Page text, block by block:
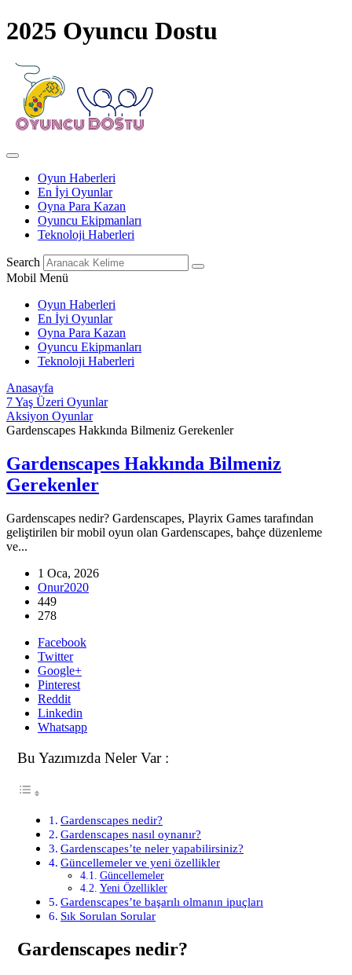
2025 Oyuncu Dostu
Oyun Haberleri
En İyi Oyunlar
Oyna Para Kazan
Oyuncu Ekipmanları
Teknoloji Haberleri
Search
Mobil Menü
Oyun Haberleri
En İyi Oyunlar
Oyna Para Kazan
Oyuncu Ekipmanları
Teknoloji Haberleri
Anasayfa
7 Yaş Üzeri Oyunlar
Aksiyon Oyunlar
Gardenscapes Hakkında Bilmeniz Gerekenler
Gardenscapes Hakkında Bilmeniz
Gerekenler
Gardenscapes nedir? Gardenscapes, Playrix Games tarafından
geliştirilen bir mobil oyun olan Gardenscapes, bahçe düzenleme
ve...
1 Oca, 2026
Onur2020
449
278
Facebook
Twitter
Google+
Pinterest
Reddit
Linkedin
Whatsapp
Bu Yazımızda Neler Var :
Gardenscapes nedir?
Gardenscapes nasıl oynanır?
Gardenscapes’te neler yapabilirsiniz?
Güncellemeler ve yeni özellikler
Güncellemeler
Yeni Özellikler
Gardenscapes’te başarılı olmanın ipuçları
Sık Sorulan Sorular
Gardenscapes nedir?